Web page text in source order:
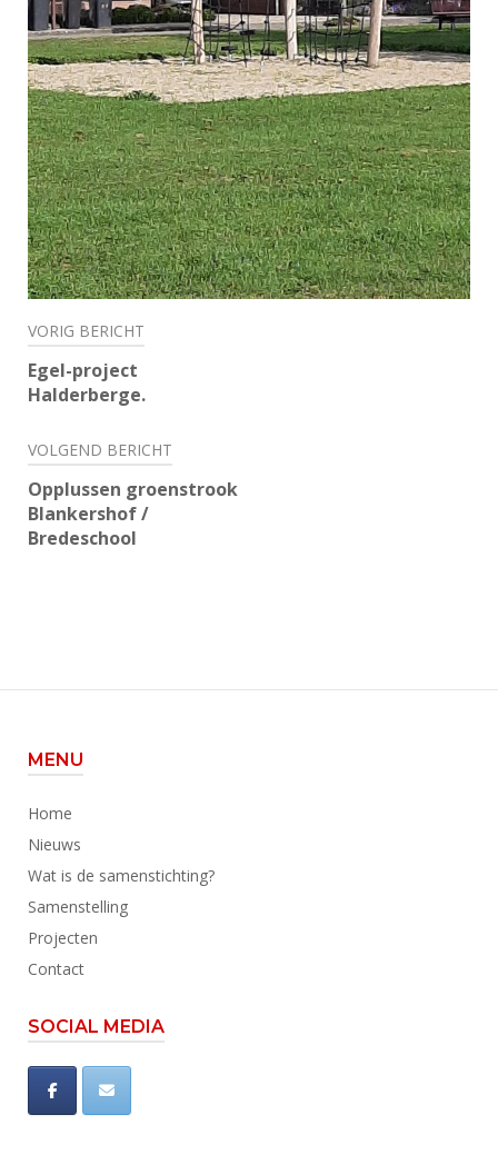
Bericht
navigatie
VORIG BERICHT
Egel-project
Halderberge.
VOLGEND BERICHT
Opplussen groenstrook
Blankershof /
Bredeschool
MENU
Home
Nieuws
Wat is de samenstichting?
Samenstelling
Projecten
Contact
SOCIAL MEDIA